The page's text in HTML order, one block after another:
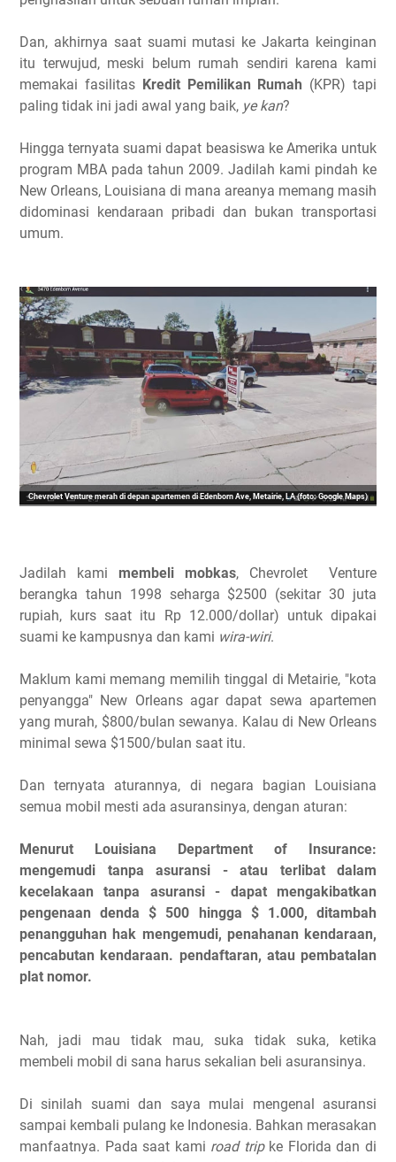
Dan, akhirnya saat suami mutasi ke Jakarta keinginan
itu terwujud, meski belum rumah sendiri karena kami
memakai fasilitas Kredit Pemilikan Rumah (KPR) tapi
paling tidak ini jadi awal yang baik, ye kan?
Hingga ternyata suami dapat beasiswa ke Amerika untuk
program MBA pada tahun 2009. Jadilah kami pindah ke
New Orleans, Louisiana di mana areanya memang masih
didominasi kendaraan pribadi dan bukan transportasi
umum.
Chevrolet Venture merah di depan apartemen di Edenborn Ave, Metairie, LA (foto: Google Maps)
Jadilah kami membeli mobkas, Chevrolet Venture
berangka tahun 1998 seharga $2500 (sekitar 30 juta
rupiah, kurs saat itu Rp 12.000/dollar) untuk dipakai
suami ke kampusnya dan kami wira-wiri.
Maklum kami memang memilih tinggal di Metairie, "kota
penyangga" New Orleans agar dapat sewa apartemen
yang murah, $800/bulan sewanya. Kalau di New Orleans
minimal sewa $1500/bulan saat itu.
Dan ternyata aturannya, di negara bagian Louisiana
semua mobil mesti ada asuransinya, dengan aturan:
Menurut Louisiana Department of Insurance:
mengemudi tanpa asuransi - atau terlibat dalam
kecelakaan tanpa asuransi - dapat mengakibatkan
pengenaan denda $ 500 hingga $ 1.000, ditambah
penangguhan hak mengemudi, penahanan kendaraan,
pencabutan kendaraan. pendaftaran, atau pembatalan
plat nomor.
Nah, jadi mau tidak mau, suka tidak suka, ketika
membeli mobil di sana harus sekalian beli asuransinya.
Di sinilah suami dan saya mulai mengenal asuransi
sampai kembali pulang ke Indonesia. Bahkan merasakan
manfaatnya. Pada saat kami road tripke Florida dan di